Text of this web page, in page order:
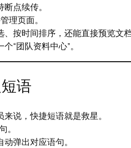
点续传。
理页面。
按时间排序，还能直接预览文档
“团队资料中心”。
语
说，快捷短语就是救星。
。
弹出对应语句。